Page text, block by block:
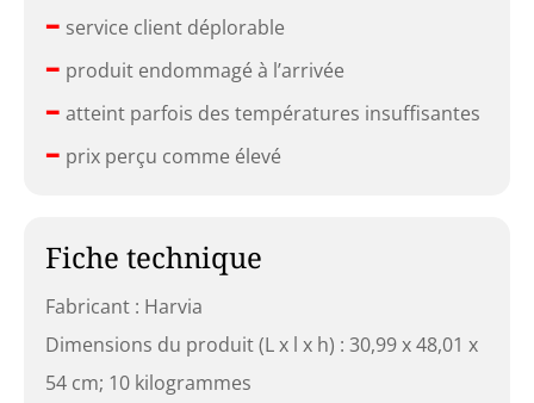
– service client déplorable
– produit endommagé à l’arrivée
– atteint parfois des températures insuffisantes
– prix perçu comme élevé
Fiche technique
Fabricant : Harvia
Dimensions du produit (L x l x h) : 30,99 x 48,01 x
54 cm; 10 kilogrammes